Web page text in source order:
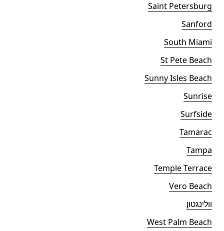
Saint Petersburg
Sanford
South Miami
St Pete Beach
Sunny Isles Beach
Sunrise
Surfside
Tamarac
Tampa
Temple Terrace
Vero Beach
וולינגטון
West Palm Beach